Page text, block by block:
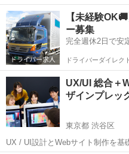
大阪 堺市 泉ヶ丘駅
【未経験
ー募集
完全週休2日で安
ドライバーダイレクト
UX/UI 総合＋
ザインプレッ
東京都 渋谷区
UX / UI設計とWebサイト制作を基